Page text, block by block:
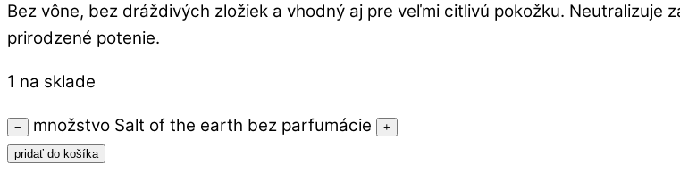
Bez vône, bez dráždivých zložiek a vhodný aj pre veľmi citlivú pokožku. Neutralizuje
prirodzené potenie.
1 na sklade
− množstvo Salt of the earth bez parfumácie
+
pridať do košíka